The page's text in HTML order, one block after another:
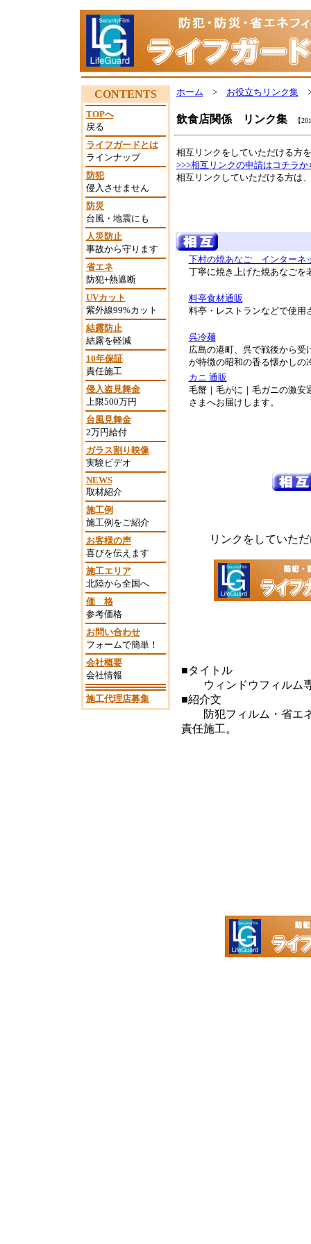
CONTENTS
TOPへ
戻る
ライフガードとは
ラインナップ
防犯
侵入させません
防災
台風・地震にも
人災防止
事故から守ります
省エネ
防犯+熱遮断
UVカット
紫外線99%カット
結露防止
結露を軽減
10年保証
責任施工
侵入盗見舞金
上限500万円
台風見舞金
2万円給付
ガラス割り映像
実験ビデオ
NEWS
取材紹介
施工例
施工例をご紹介
お客様の声
喜びを伝えます
施工エリア
北陸から全国へ
価 格
参考価格
お問い合わせ
フォームで簡単！
会社概要
会社情報
施工代理店募集
ホーム > お役立ちリンク集>
飲食店関係 リンク集【
相互リンクをしていただける方
>>>相互リンクの申請はコチラか
相互リンクしていただける方は
下村の焼あなご インターネ
丁寧に焼き上げた焼あなごを
料亭食材通販
料亭・レストランなどで使用
呉冷麺
広島の港町、呉で戦後から受
が特徴の昭和の香る懐かしの
カニ 通販
毛蟹｜毛がに｜毛ガニの激安
さまへお届けします。
リンクをしていた
■タイトル
ウィンドウフィルム
■紹介文
防犯フィルム・省エネ
責任施工。